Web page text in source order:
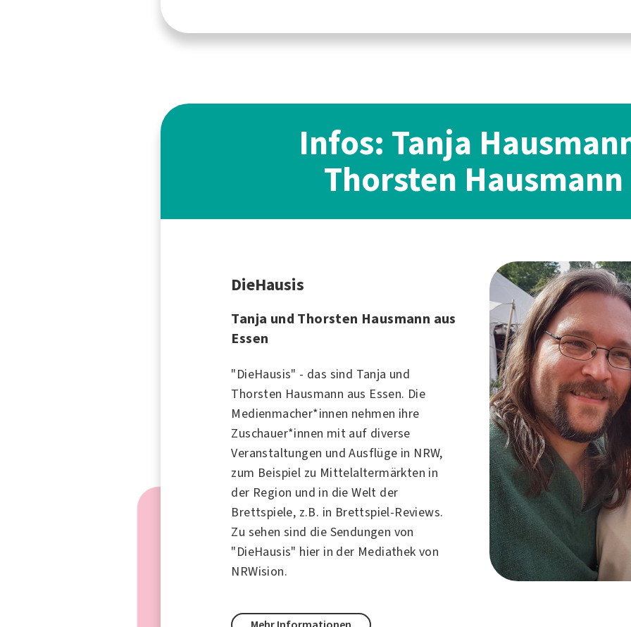
Infos: Tanja
Thorsten Hausmann
DieHausis
Tanja und Thorsten Hausmann aus
Essen
"DieHausis" - das sind Tanja und
Thorsten Hausmann aus Essen. Die
Medienmacher*innen nehmen ihre
Zuschauer*innen mit auf diverse
Veranstaltungen und Ausflüge in NRW,
zum Beispiel zu Mittelaltermärkten in
der Region und in die Welt der
Brettspiele, z.B. in Brettspiel-Reviews.
Zu sehen sind die Sendungen von
"DieHausis" hier in der Mediathek von
NRWision.